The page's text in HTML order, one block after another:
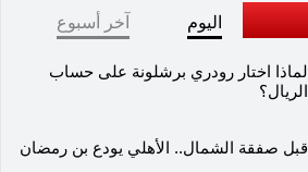
اليوم آخر أسبوع
لماذا اختار رودري برشلونة على حساب
الريال؟
قبل صفقة الشمال.. الأهلي يودع بن رمضان